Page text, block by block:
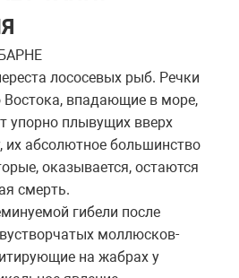
лососевых рыб. Речки
Востока, впадающие в море,
упорно плывущих вверх
их абсолютное большинство
оказывается, остаются
смерть.
гибели после
моллюсков-
на жабрах у